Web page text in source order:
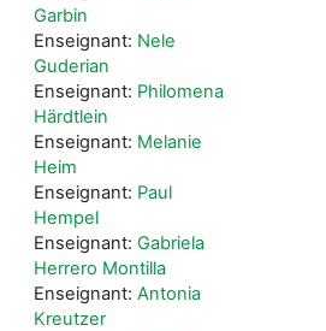
Garbin
Enseignant: Nele
Guderian
Enseignant: Philomena
Härdtlein
Enseignant: Melanie
Heim
Enseignant: Paul
Hempel
Enseignant: Gabriela
Herrero Montilla
Enseignant: Antonia
Kreutzer